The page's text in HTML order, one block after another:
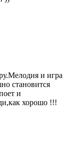
и игра
становится
и
хорошо !!!